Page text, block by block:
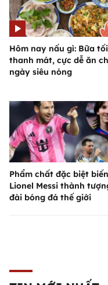
Hôm nay nấu gì: Bữa tối
thanh mát, cực dễ ăn
ngày siêu nóng
Phẩm chất đặc biệt biến
Lionel Messi thành
đài bóng đá thế giới